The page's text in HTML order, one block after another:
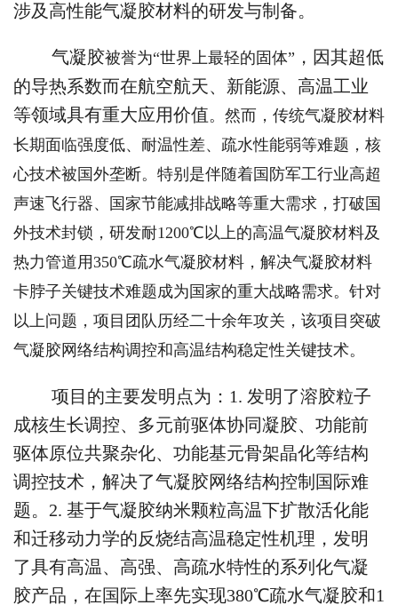
涉及高性能气凝胶材料的研发与制备。
气凝胶被誉为“世界上最轻的固体” ，因其超低
的导热系数而在航空航天、新能源、高温工业
等领域具有重大应用价值。然而，传统气凝胶材料
长期面临强度低、耐温性差、疏水性能弱等难题，核
心技术被国外垄断。特别是伴随着国防军工行业高超
声速飞行器、国家节能减排战略等重大需求，打破国
外技术封锁，研发耐1200℃以上的高温气凝胶材料及
热力管道用350℃疏水气凝胶材料，解决气凝胶材料
卡脖子关键技术难题成为国家的重大战略需求。针对
以上问题，项目团队历经二十余年攻关，该项目突破
气凝胶网络结构调控和高温结构稳定性关键技术。
项目的主要发明点为：1. 发明了溶胶粒子
成核生长调控、多元前驱体协同凝胶、功能前
驱体原位共聚杂化、功能基元骨架晶化等结构
调控技术，解决了气凝胶网络结构控制国际难
题。2. 基于气凝胶纳米颗粒高温下扩散活化能
和迁移动力学的反烧结高温稳定性机理，发明
了具有高温、高强、高疏水特性的系列化气凝
胶产品，在国际上率先实现380℃疏水气凝胶和1